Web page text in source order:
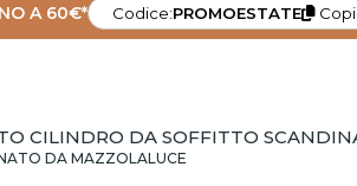
A 60€* Codice:PROMOESTATE
CILINDRO DA SOFFITTO
DA MAZZOLALUCE